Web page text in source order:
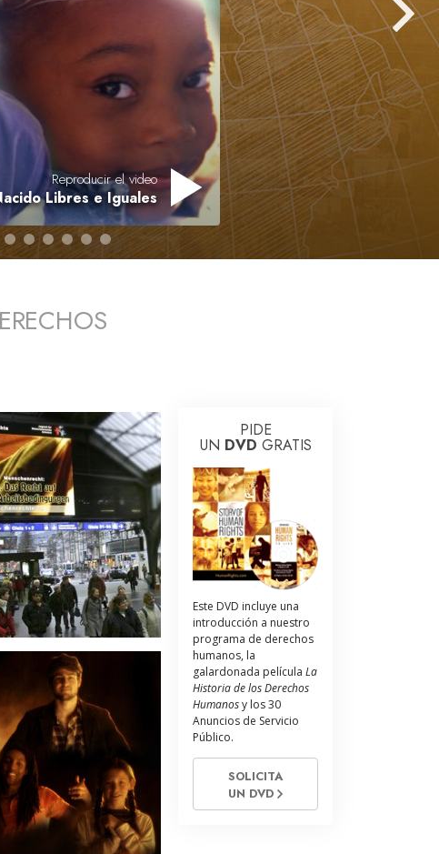
Respuestas a las Drogas
Los Niños
Herramientas para el Entorno Laboral
La Causa de la Supresión
Investigaciones
Los Fundamentos de la Organización
Reproducir el video
Libres e Iguales
PIDE
UN DVD GRATIS
Este DVD incluye una
introducción a nuestro
programa de derechos
humanos, la
galardonada película La
Historia de los Derechos
Humanosy los 30
Anuncios de Servicio
Público.
SOLICITA
UN DVD